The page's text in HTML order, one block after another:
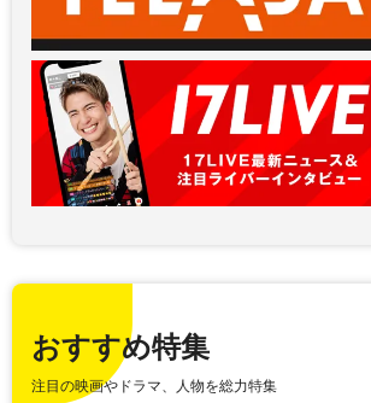
おすすめ特集
注目の映画やドラマ、人物を総力特集